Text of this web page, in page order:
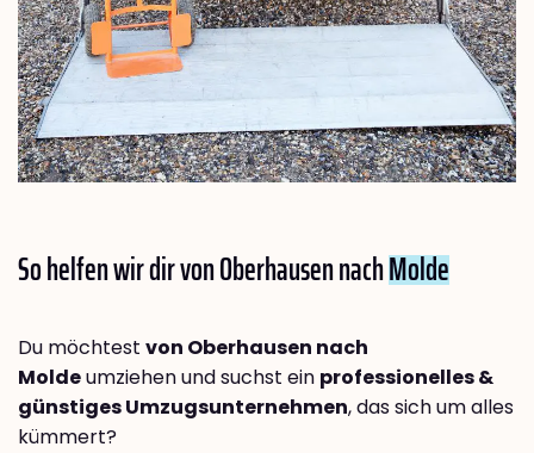
So helfen wir dir von Oberhausen nachMolde
Du möchtest von Oberhausen nach
Moldeumziehen und suchst ein professionelles &
günstiges Umzugsunternehmen, das sich um alles
kümmert?